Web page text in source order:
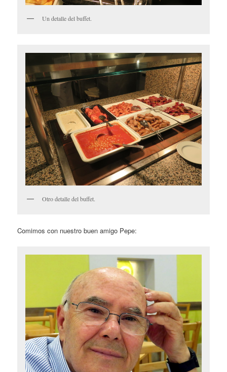
Un detalle del buffet.
Otro detalle del buffet.
Comimos con nuestro buen amigo Pepe: